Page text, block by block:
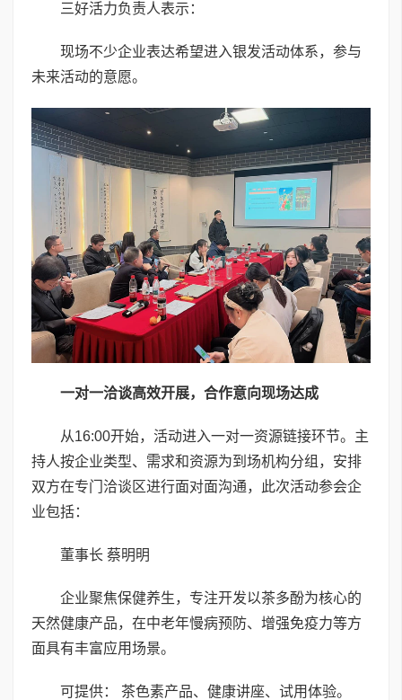
三好活力负责人表示：
现场不少企业表达希望进入银发活动体系，参与
未来活动的意愿。
一对一洽谈高效开展，合作意向现场达成
从16:00开始，活动进入一对一资源链接环节。主
持人按企业类型、需求和资源为到场机构分组，安排
双方在专门洽谈区进行面对面沟通，此次活动参会企
业包括：
董事长 蔡明明
企业聚焦保健养生，专注开发以茶多酚为核心的
天然健康产品，在中老年慢病预防、增强免疫力等方
面具有丰富应用场景。
可提供： 茶色素产品、健康讲座、试用体验。